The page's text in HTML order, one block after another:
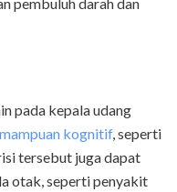
pada kepala udang
kognitif, seperti
tersebut juga dapat
otak, seperti penyakit